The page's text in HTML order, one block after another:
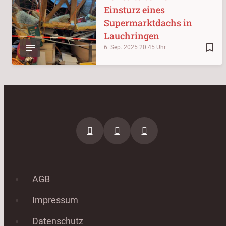
bookmark_border
6. Sep. 202520:45
Einsturz eines
Supermarktdachs in
Lauchringen
AGB
Impressum
Datenschutz